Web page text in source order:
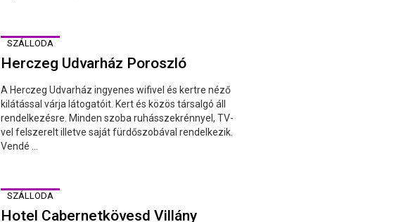
SZÁLLODA
Herczeg Udvarház Poroszló
A Herczeg Udvarház ingyenes wifivel és kertre néző
kilátással várja látogatóit. Kert és közös társalgó áll
rendelkezésre. Minden szoba ruhásszekrénnyel, TV-
vel felszerelt illetve saját fürdőszobával rendelkezik.
Vendé ...
SZÁLLODA
Hotel Cabernetkövesd Villány